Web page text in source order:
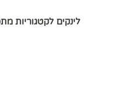
לינקים לקטגוריות